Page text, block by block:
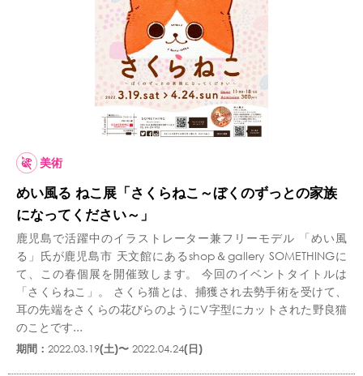
美術
めい風る ねこ展「さくらねこ～ぼくのずっとの家族
になってください～」
鹿児島で活躍中のイラストレーター兼フリーモデル 「めい風
る」氏が鹿児島市 天文館にあるshop＆gallery SOMETHINGに
て、この春個展を開催致します。 今回のイベントタイトルは
「さくらねこ」。 さくら猫とは、捕獲され去勢手術を受けて、
耳の先端をさくらの花びらのようにV字型にカットされた野良猫
のことです...
期間： 2022.03.19(土)〜 2022.04.24(日)